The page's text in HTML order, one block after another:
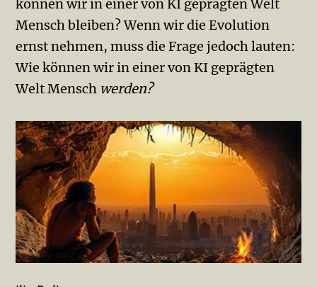
können wir in einer von KI geprägten Welt
Mensch bleiben? Wenn wir die Evolution
ernst nehmen, muss die Frage jedoch lauten:
Wie können wir in einer von KI geprägten
Welt Mensch werden?